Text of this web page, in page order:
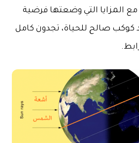
المزايا التي وضعتها فرضية
كوكب صالح للحياة، تجدون كامل